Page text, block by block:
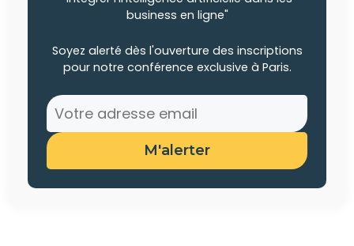
business en ligne"
Soyez alerté dès l'ouverture des inscriptions
pour notre conférence exclusive à Paris.
M'alerter